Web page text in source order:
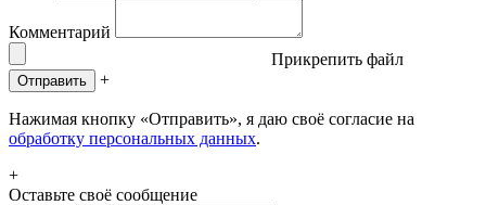
Комментарий
Прикрепить файл
Отправить +
Нажимая кнопку «Отправить», я даю своё согласие на
обработку персональных данных.
+
Оставьте своё сообщение